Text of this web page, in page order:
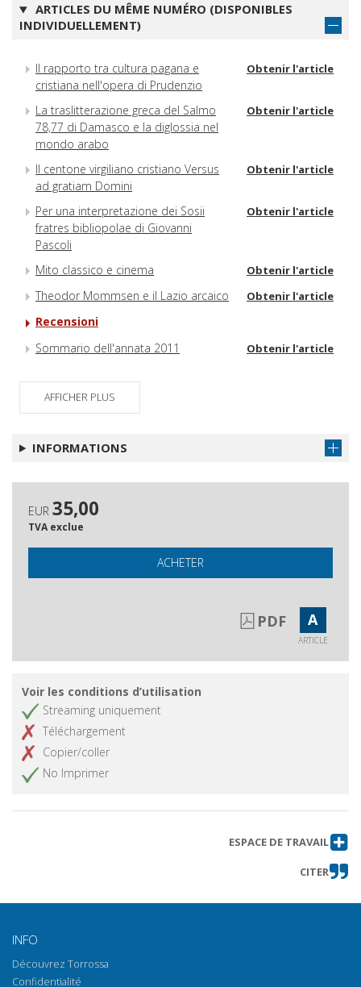
ARTICLES DU MÊME NUMÉRO (DISPONIBLES
INDIVIDUELLEMENT)
Il rapporto tra cultura pagana e
cristiana nell'opera di Prudenzio
Obtenir l'article
La traslitterazione greca del Salmo
78,77 di Damasco e la diglossia nel
mondo arabo
Obtenir l'article
Il centone virgiliano cristiano Versus
ad gratiam Domini
Obtenir l'article
Per una interpretazione dei Sosii
fratres bibliopolae di Giovanni
Pascoli
Obtenir l'article
Mito classico e cinema Obtenir l'article
Theodor Mommsen e il Lazio arcaico Obtenir l'article
Recensioni
Sommario dell'annata 2011
Obtenir l'article
AFFICHER PLUS
INFORMATIONS
EUR 35,00
TVA exclue
ACHETER
PDF A
ARTICLE
Voir les conditions d’utilisation
Streaming uniquement
Téléchargement
Copier/coller
No Imprimer
ESPACE DE TRAVAIL
CITER
INFO
Découvrez Torrossa
Confidentialité